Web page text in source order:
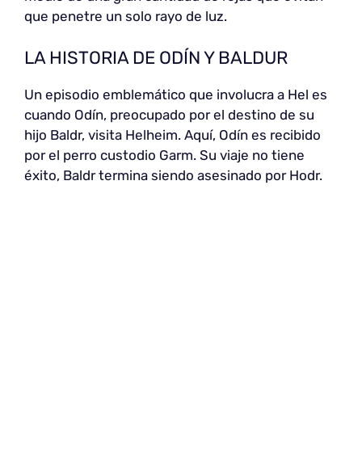
que penetre un solo rayo de luz.
LA HISTORIA DE ODÍN Y BALDUR
Un episodio emblemático que involucra a Hel es
cuando Odín, preocupado por el destino de su
hijo Baldr, visita Helheim. Aquí, Odín es recibido
por el perro custodio Garm. Su viaje no tiene
éxito, Baldr termina siendo asesinado por Hodr.